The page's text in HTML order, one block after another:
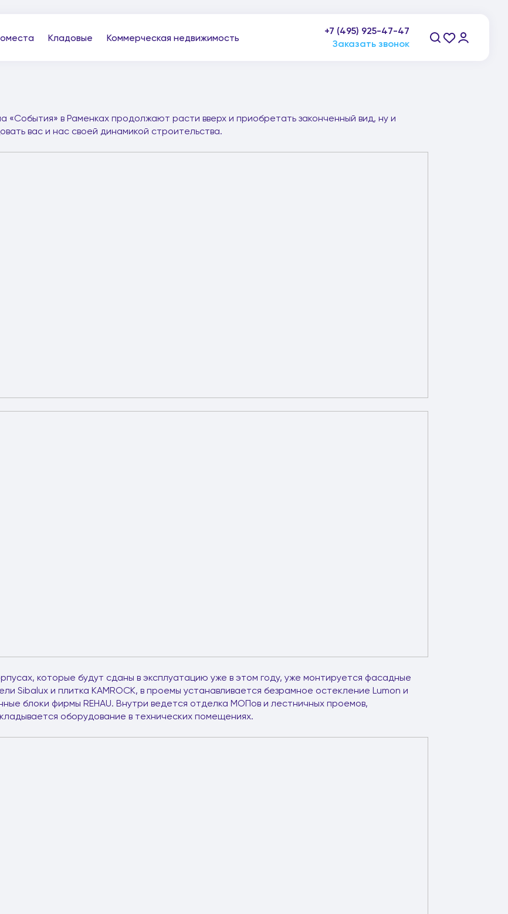
Кладовые Коммерческая недвижимость
+7 (495) 925-47-47
пн-пт: 9:00-21:00, сб-вс: 10:00-20:00
«События» в Раменках продолжают расти вверх и приобретать законченный вид, ну и
вас и нас своей динамикой строительства.
которые будут сданы в эксплуатацию уже в этом году, уже монтируется фасадные
Sibalux и плитка KAMROCK, в проемы устанавливается безрамное остекление Lumon и
блоки фирмы REHAU. Внутри ведется отделка МОПов и лестничных проемов,
оборудование в технических помещениях.